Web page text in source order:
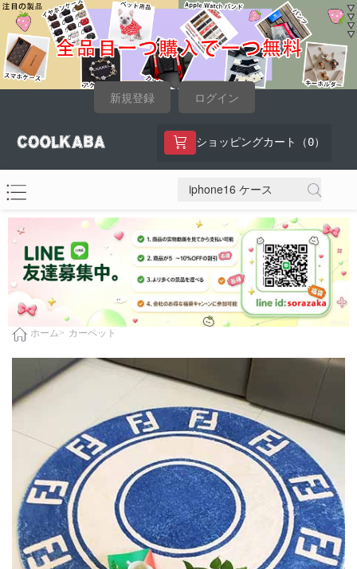
新規登録 ログイン
ショッピングカート（ 0）
ホーム> カーペット